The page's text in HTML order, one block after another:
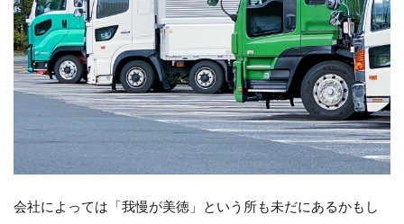
会社によっては「我慢が美徳」という所も未だにあるかもし